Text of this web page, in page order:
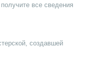
все сведения
создавшей